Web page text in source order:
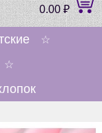
0.00₽
☆
☆